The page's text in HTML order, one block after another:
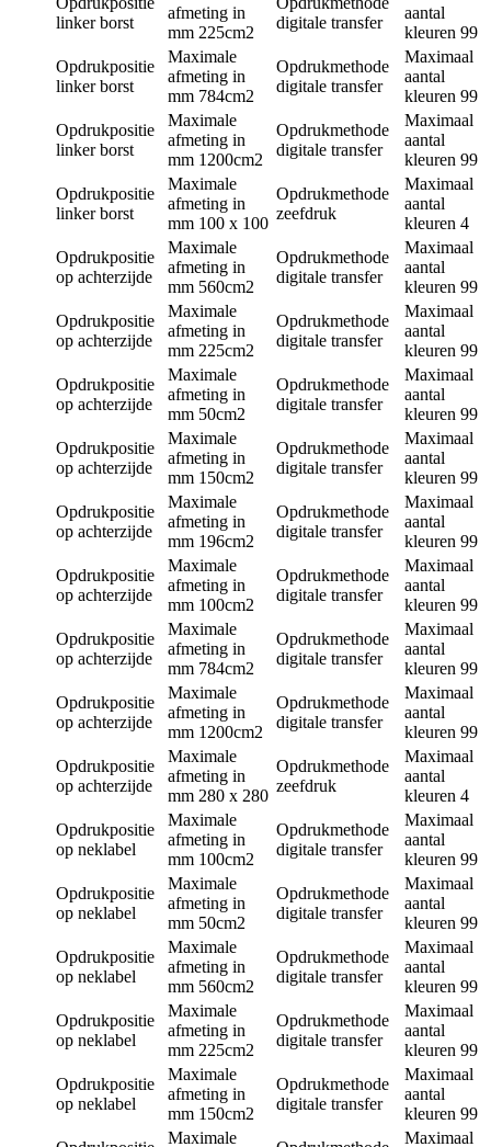
linker borst
afmeting in
mm 225cm2
digitale transfer
aantal
kleuren 99
Opdrukpositie
linker borst
Maximale
afmeting in
mm 784cm2
Opdrukmethode
digitale transfer
Maximaal
aantal
kleuren 99
Opdrukpositie
linker borst
Maximale
afmeting in
mm 1200cm2
Opdrukmethode
digitale transfer
Maximaal
aantal
kleuren 99
Opdrukpositie
linker borst
Maximale
afmeting in
mm 100 x 100
Opdrukmethode
zeefdruk
Maximaal
aantal
kleuren 4
Opdrukpositie
op achterzijde
Maximale
afmeting in
mm 560cm2
Opdrukmethode
digitale transfer
Maximaal
aantal
kleuren 99
Opdrukpositie
op achterzijde
Maximale
afmeting in
mm 225cm2
Opdrukmethode
digitale transfer
Maximaal
aantal
kleuren 99
Opdrukpositie
op achterzijde
Maximale
afmeting in
mm 50cm2
Opdrukmethode
digitale transfer
Maximaal
aantal
kleuren 99
Opdrukpositie
op achterzijde
Maximale
afmeting in
mm 150cm2
Opdrukmethode
digitale transfer
Maximaal
aantal
kleuren 99
Opdrukpositie
op achterzijde
Maximale
afmeting in
mm 196cm2
Opdrukmethode
digitale transfer
Maximaal
aantal
kleuren 99
Opdrukpositie
op achterzijde
Maximale
afmeting in
mm 100cm2
Opdrukmethode
digitale transfer
Maximaal
aantal
kleuren 99
Opdrukpositie
op achterzijde
Maximale
afmeting in
mm 784cm2
Opdrukmethode
digitale transfer
Maximaal
aantal
kleuren 99
Opdrukpositie
op achterzijde
Maximale
afmeting in
mm 1200cm2
Opdrukmethode
digitale transfer
Maximaal
aantal
kleuren 99
Opdrukpositie
op achterzijde
Maximale
afmeting in
mm 280 x 280
Opdrukmethode
zeefdruk
Maximaal
aantal
kleuren 4
Opdrukpositie
op neklabel
Maximale
afmeting in
mm 100cm2
Opdrukmethode
digitale transfer
Maximaal
aantal
kleuren 99
Opdrukpositie
op neklabel
Maximale
afmeting in
mm 50cm2
Opdrukmethode
digitale transfer
Maximaal
aantal
kleuren 99
Opdrukpositie
op neklabel
Maximale
afmeting in
mm 560cm2
Opdrukmethode
digitale transfer
Maximaal
aantal
kleuren 99
Opdrukpositie
op neklabel
Maximale
afmeting in
mm 225cm2
Opdrukmethode
digitale transfer
Maximaal
aantal
kleuren 99
Opdrukpositie
op neklabel
Maximale
afmeting in
mm 150cm2
Opdrukmethode
digitale transfer
Maximaal
aantal
kleuren 99
Maximale
Maximaal